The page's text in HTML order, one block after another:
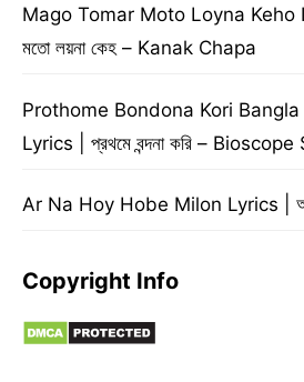
Mago Tomar Moto Loyna Keho
মতো লয়না কেহ – Kanak Chapa
Prothome Bondona Kori
Lyrics | প্রথমে বন্দনা করি –
Ar Na Hoy Hobe Milon Lyrics | আর
Copyright Info